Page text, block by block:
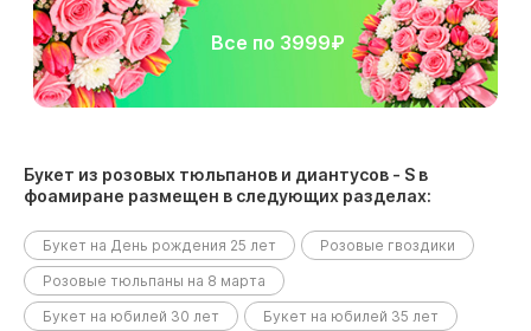
Все по 3999₽
Букет из розовых тюльпанов и диантусов - S в
фоамиране размещен в следующих разделах:
Букет на День рождения 25 лет
Розовые гвоздики
Розовые тюльпаны на 8 марта
Букет на юбилей 30 лет
Букет на юбилей 35 лет